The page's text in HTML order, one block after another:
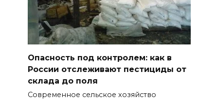
Опасность под контролем: как в
России отслеживают пестициды от
склада до поля
Современное сельское хозяйство